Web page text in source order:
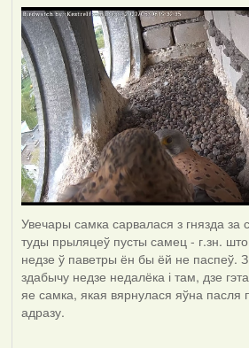
Увечары самка сарвалася з гнязда за
туды прыляцеў пусты самец - г.зн.
недзе ў паветры ён бы ёй не паспеў.
здабычу недзе недалёка і там, дзе
яе самка, якая вярнулася яўна пасля
адразу.